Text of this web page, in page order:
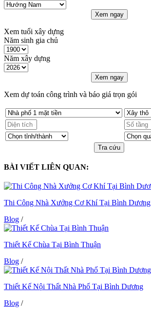
Xem ngay
Xem tuổi xây dựng
Năm sinh gia chủ
Năm xây dựng
Xem ngay
Xem dự toán công trình và báo giá trọn gói
Tra cứu
BÀI VIẾT LIÊN QUAN:
Thi Công Nhà Xưởng Cơ Khí Tại Bình Dương
Blog /
Thiết Kế Chùa Tại Bình Thuận
Blog /
Thiết Kế Nội Thất Nhà Phố Tại Bình Dương
Blog /